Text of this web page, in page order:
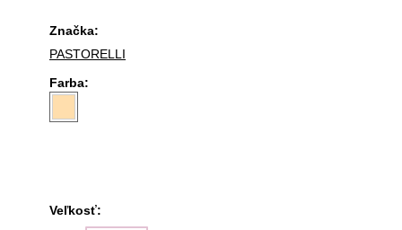
Značka:
PASTORELLI
Farba:
Veľkosť: